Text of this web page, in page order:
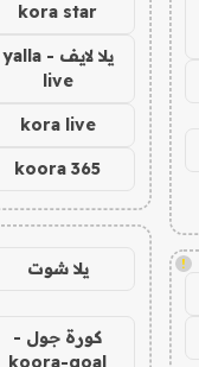
!
kora star
يلا لايف - yalla
live
kora live
koora 365
يلا شوت
كورة جول -
koora-goal